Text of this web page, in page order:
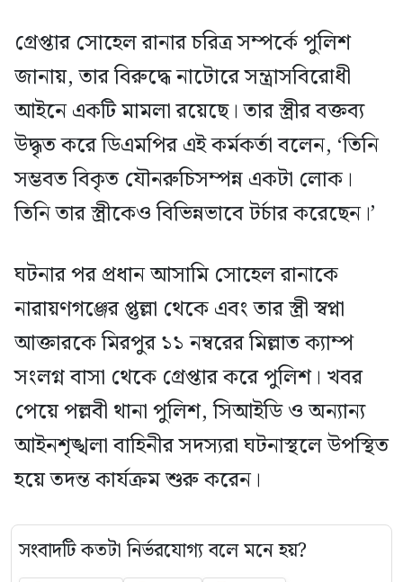
গ্রেপ্তার সোহেল রানার চরিত্র সম্পর্কে পুলিশ
জানায়, তার বিরুদ্ধে নাটোরে সন্ত্রাসবিরোধী
আইনে একটি মামলা রয়েছে। তার স্ত্রীর বক্তব্য
উদ্ধৃত করে ডিএমপির এই কর্মকর্তা বলেন, ‘তিনি
সম্ভবত বিকৃত যৌনরুচিসম্পন্ন একটা লোক।
তিনি তার স্ত্রীকেও বিভিন্নভাবে টর্চার করেছেন।’
ঘটনার পর প্রধান আসামি সোহেল রানাকে
নারায়ণগঞ্জের প্তুল্লা থেকে এবং তার স্ত্রী স্বপ্না
আক্তারকে মিরপুর ১১ নম্বরের মিল্লাত ক্যাম্প
সংলগ্ন বাসা থেকে গ্রেপ্তার করে পুলিশ। খবর
পেয়ে পল্লবী থানা পুলিশ, সিআইডি ও অন্যান্য
আইনশৃঙ্খলা বাহিনীর সদস্যরা ঘটনাস্থলে উপস্থিত
হয়ে তদন্ত কার্যক্রম শুরু করেন।
সংবাদটি কতটা নির্ভরযোগ্য বলে মনে হয়?